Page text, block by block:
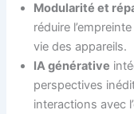
Modularité et
réduire
vie des appareils.
IA générative
perspectives
interactions avec